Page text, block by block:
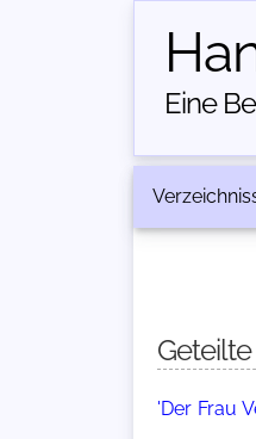
Eine
'Der Frau